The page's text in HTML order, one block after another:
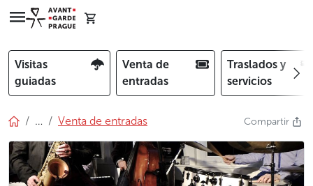
Visitas
guiadas
Venta de
entradas
Traslados y
servicios
… Venta de entradas Compartir